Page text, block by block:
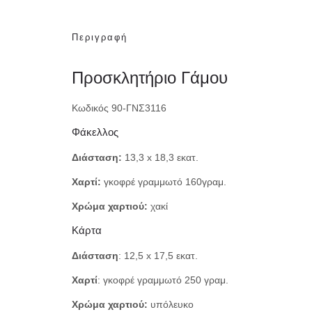
Περιγραφή
Προσκλητήριο Γάμου
Κωδικός 90-ΓΝΣ3116
Φάκελλος
Διάσταση: 13,3 x 18,3 εκατ.
Χαρτί: γκοφρέ γραμμωτό 160γραμ.
Χρώμα χαρτιού: χακί
Κάρτα
Διάσταση: 12,5 x 17,5 εκατ.
Χαρτί: γκοφρέ γραμμωτό 250 γραμ.
Χρώμα χαρτιού: υπόλευκο